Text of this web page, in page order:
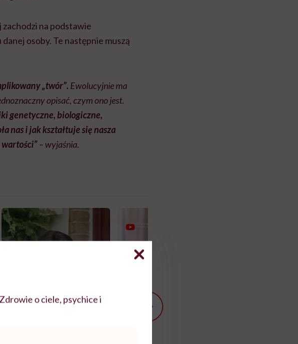
na podstawie
osoby. Te następnie muszą
„twór”. Ewolucyjnie ma
opisać, czym ono jest.
genetyczne, biologiczne,
nas i jak kształtuje się nasza
– wyjaśnia.
o ciele, psychice i